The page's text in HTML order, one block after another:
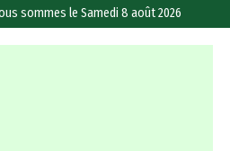
sommes leSamedi 8 août 2026